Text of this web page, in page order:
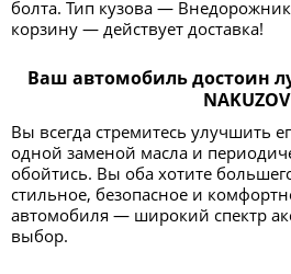
болта. Тип кузова —
корзину — действует доставка!
Ваш автомобиль достоин
NAKUZOV
Вы всегда стремитесь улучшить
одной заменой масла и
обойтись. Вы оба хотите
стильное, безопасное и
автомобиля — широкий спектр
выбор.